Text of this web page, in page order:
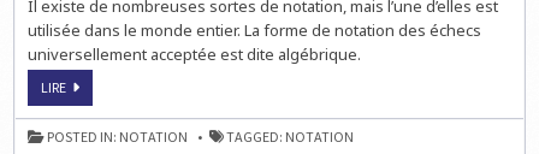
NOTATION
ALGÉBRIQUE
AUX
Il existe de nombreuses sortes de notation, mais l’une d’elles est
utilisée dans le monde entier. La forme de notation des échecs
universellement acceptée est dite algébrique.
LIRELA
ALGÉBRIQUE
AUX
ÉCHECS
POSTED IN: NOTATION TAGGED: NOTATION